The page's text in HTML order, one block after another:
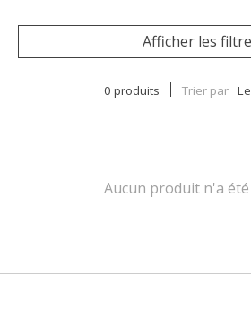
Afficher les
0 produits Trier par
Aucun produit n'a